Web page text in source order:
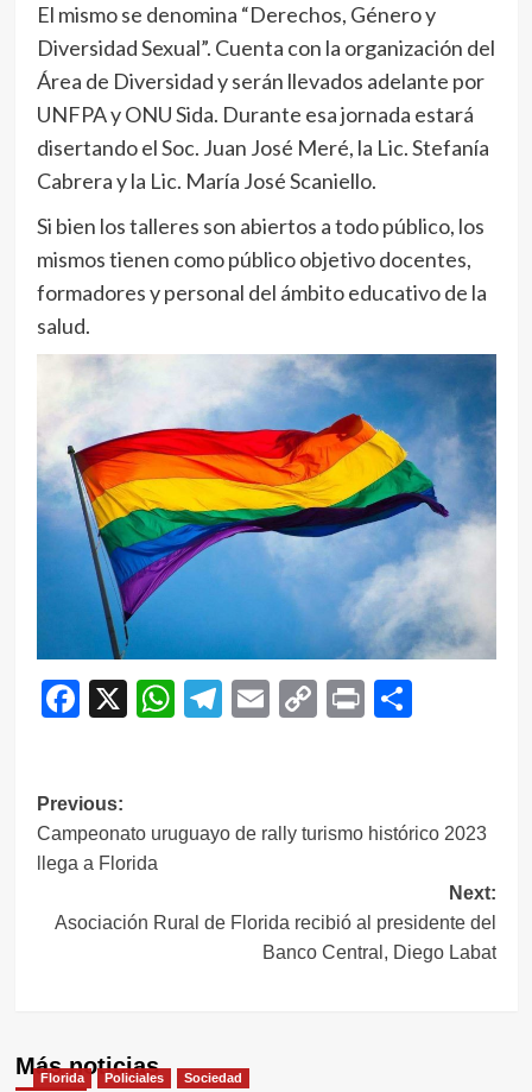
El mismo se denomina “Derechos, Género y
Diversidad Sexual”. Cuenta con la organización del
Área de Diversidad y serán llevados adelante por
UNFPA y ONU Sida. Durante esa jornada estará
disertando el Soc. Juan José Meré, la Lic. Stefanía
Cabrera y la Lic. María José Scaniello.
Si bien los talleres son abiertos a todo público, los
mismos tienen como público objetivo docentes,
formadores y personal del ámbito educativo de la
salud.
Facebook
X WhatsApp
Telegram
EmailCopy
Print
Navegación
de
entradas
Previous:
Campeonato uruguayo de rally turismo histórico 2023
llega a Florida
Next:
Asociación Rural de Florida recibió al presidente del
Banco Central, Diego Labat
Más noticias
Florida Policiales Sociedad